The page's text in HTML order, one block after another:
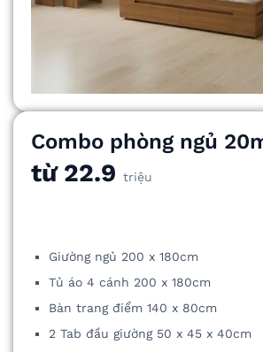
Combo phòng ngủ
từ 22.9 triệu
Giường ngủ 200 x 180cm
Tủ áo 4 cánh 200 x 180cm
Bàn trang điểm 140 x 80cm
2 Tab đầu giường 50 x 45 x 40cm